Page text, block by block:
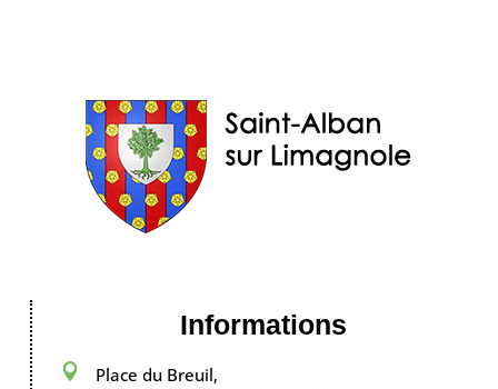
Informations

Place du Breuil,